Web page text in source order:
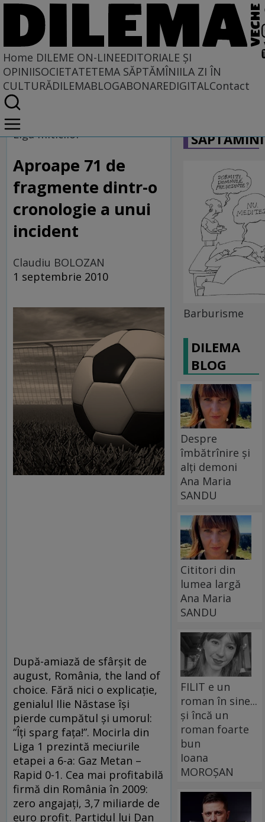
Home DILEME ON-LINEEDITORIALE ȘI
OPINIISOCIETATETEMA SĂPTĂMÎNIILA ZI ÎN
CULTURĂDILEMABLOGABONAREDIGITALContact
Home
Dileme on-line
Liga miticilor
Aproape 71 de
fragmente dintr-o
cronologie a unui
incident
Claudiu BOLOZAN
1 septembrie 2010
După-amiază de sfârşit de
august, România, the land of
choice. Fără nici o explicaţie,
genialul Ilie Năstase îşi
pierde cumpătul şi umorul:
“Îţi sparg faţa!”. Mocirla din
Liga 1 prezintă meciurile
etapei a 6-a: Gaz Metan –
Rapid 0-1. Cea mai profitabilă
firmă din România în 2009:
zero angajaţi, 3,7 miliarde de
euro profit. Partidul lui Dan
Barburisme
DILEMA
BLOG
Despre
îmbătrînire și
alți demoni
Ana Maria
SANDU
Cititori din
lumea largă
Ana Maria
SANDU
FILIT e un
roman în sine...
și încă un
roman foarte
bun
Ioana
MOROȘAN